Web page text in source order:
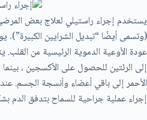
(وتسمى أيضًا “تبديل الشرايين الكبيرة”).
عودة الأوعية الدموية الرئيسية من القلب.
إلى الرئتين للحصول على الأكسجين ،
الأحمر إلى باقي أعضاء وأنسجة الجسم.
إجراء عملية جراحية للسماح بتدفق الدم